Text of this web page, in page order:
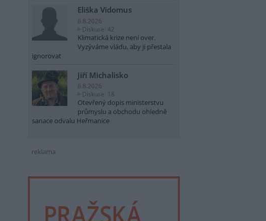
Eliška Vidomus
6.8.2026
Diskuse: 42
Klimatická krize není over.
Vyzýváme vládu, aby ji přestala
ignorovat
Jiří Michalisko
6.8.2026
Diskuse: 18
Otevřený dopis ministerstvu
průmyslu a obchodu ohledně
sanace odvalu Heřmanice
reklama